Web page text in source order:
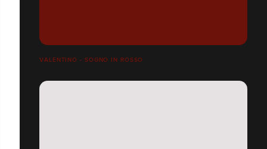
VALENTINO - SOGNO IN ROSSO